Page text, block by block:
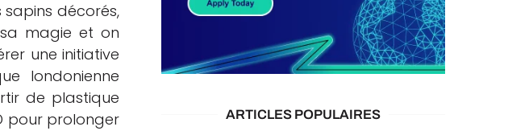
décorés,
magie et on
une initiative
londonienne
de plastique
pour prolonger
ARTICLES POPULAIRES